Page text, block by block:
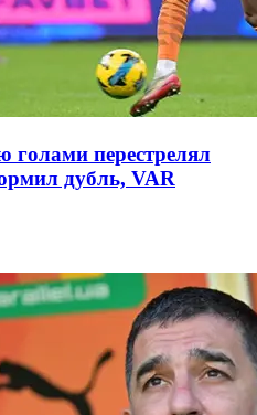
голами перестрелял
дубль, VAR